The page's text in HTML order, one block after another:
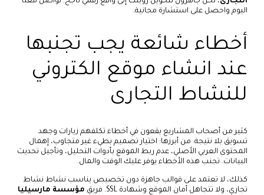
اليوم واحصل على استشارة مجانية.
أخطاء شائعة يجب تجنبها
عند انشاء موقع الكتروني
للنشاط التجارى
كثير من أصحاب المشاريع يقعون في أخطاء تكلفهم زيارات وجهد
تسويق بلا نتيجة. من أبرزها: اختيار تصميم بطيء غير متجاوب، إهمال
المحتوى العربي الأصلي، عدم ربط الموقع بأدوات التحليل، وتأجيل تحديث
البيانات. تجنب هذه الأخطاء يوفر عليك الوقت والمال.
كذلك، لا تعتمد على قوالب جاهزة دون تخصيص يناسب نشاط نشاط
تجاري، ولا تتجاهل أمان الموقع وشهادة SSL. فريق
مؤسسة مارسيليا